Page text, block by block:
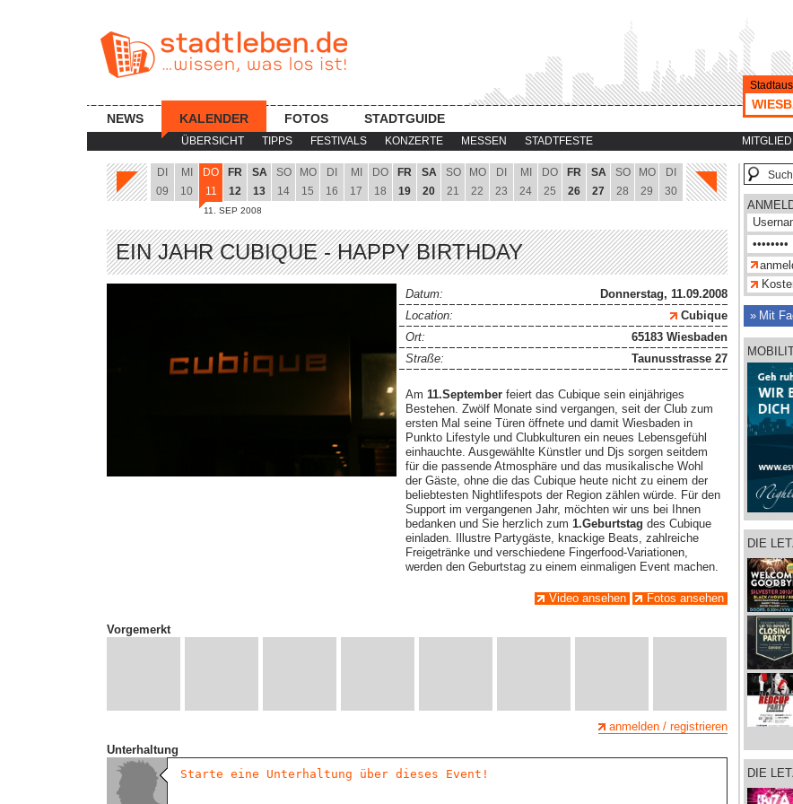
ÜBERSICHT TIPPS FESTIVALS KONZERTE MESSEN STADTFESTE
NEWS KALENDER FOTOS STADTGUIDE
DI
09
MI
10
DO
11
11. SEP 2008
FR
12
SA
13
SO
14
MO
15
DI
16
MI
17
DO
18
FR
19
SA
20
SO
21
MO
22
DI
23
MI
24
DO
25
FR
26
SA
27
SO
28
MO
29
DI
30
EIN JAHR CUBIQUE - HAPPY BIRTHDAY
Datum:
Donnerstag, 11.09.2008
Location:
Cubique
Ort:
65183 Wiesbaden
Straße:
Taunusstrasse 27
Am 11.September feiert das Cubique sein einjähriges
Bestehen. Zwölf Monate sind vergangen, seit der Club zum
ersten Mal seine Türen öffnete und damit Wiesbaden in
Punkto Lifestyle und Clubkulturen ein neues Lebensgefühl
einhauchte. Ausgewählte Künstler und Djs sorgen seitdem
für die passende Atmosphäre und das musikalische Wohl
der Gäste, ohne die das Cubique heute nicht zu einem der
beliebtesten Nightlifespots der Region zählen würde. Für den
Support im vergangenen Jahr, möchten wir uns bei Ihnen
bedanken und Sie herzlich zum 1.Geburtstag des Cubique
einladen. Illustre Partygäste, knackige Beats, zahlreiche
Freigetränke und verschiedene Fingerfood-Variationen,
werden den Geburtstag zu einem einmaligen Event machen.
Fotos ansehen
Video ansehen
Vorgemerkt
anmelden / registrieren
Unterhaltung
Mit
DIE
DIE